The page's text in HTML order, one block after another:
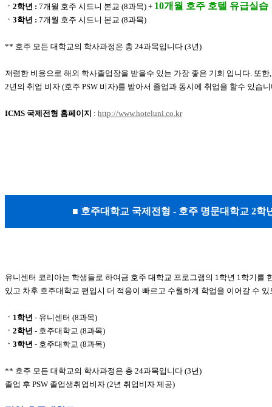
ㆍ2학년 : 7개월 호주 시드니 본교 (8과목) + 10개월 호주 호텔 유급실습
ㆍ3학년 : 7개월 호주 시드니 본교 (8과목)
** 호주 모든 대학교의 학사과정은 총 24과목입니다 (3년)
저렴한 비용으로 해외 학사졸업장을 받을수 있는 가장 좋은 기회 입니다. 또
2년의 취업 비자 (호주 PSW 비자)를 받아서 졸업과 동시에 취업을 할수 있습
ICMS 국제전형 홈페이지 : http://www.hoteluni.co.kr
■ 호주대학교 국제전형 - 호주 명문대학교 2학
유니센터 코리아는 학생들로 하여금 호주 대학교 프로그램의 1학년 1학기를
있고 차후 호주대학교 편입시 더 적응이 빠르고 수월하게 학업을 이어갈 수
ㆍ1학년 - 유니센터 (8과목)
ㆍ2학년 - 호주대학교 (8과목)
ㆍ3학년 - 호주대학교 (8과목)
** 호주 모든 대학교의 학사과정은 총 24과목입니다 (3년)
졸업 후 PSW 졸업생취업비자 (2년 취업비자 제공)